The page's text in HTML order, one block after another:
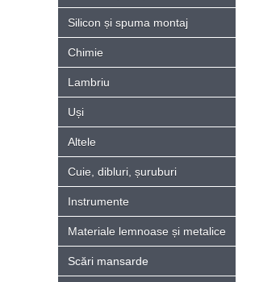
Silicon și spuma montaj
Chimie
Lambriu
Uși
Altele
Cuie, dibluri, șuruburi
Instrumente
Materiale lemnoase și metalice
Scări mansarde